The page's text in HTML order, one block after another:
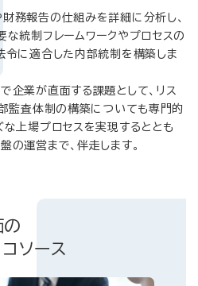
務報告の仕組みを詳細に分析し、
な統制フレームワークやプロセスの
令に適合した内部統制を構築しま
企業が直面する課題として、リス
部監査体制の構築についても専門的
な上場プロセスを実現するととも
の運営まで、伴走します。
の
コソース